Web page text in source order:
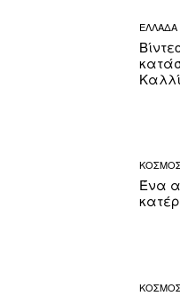
ΕΛΛΑΔΑ
Ένα